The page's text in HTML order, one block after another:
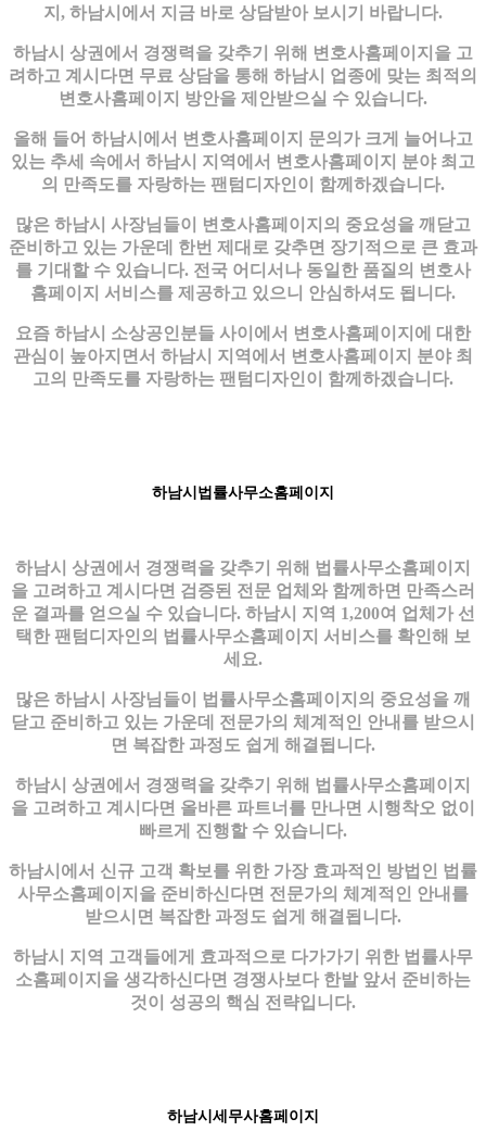
지, 하남시에서 지금 바로 상담받아 보시기 바랍니다.
하남시 상권에서 경쟁력을 갖추기 위해 변호사홈페이지을 고
려하고 계시다면 무료 상담을 통해 하남시 업종에 맞는 최적의
변호사홈페이지 방안을 제안받으실 수 있습니다.
올해 들어 하남시에서 변호사홈페이지 문의가 크게 늘어나고
있는 추세 속에서 하남시 지역에서 변호사홈페이지 분야 최고
의 만족도를 자랑하는 팬텀디자인이 함께하겠습니다.
많은 하남시 사장님들이 변호사홈페이지의 중요성을 깨닫고
준비하고 있는 가운데 한번 제대로 갖추면 장기적으로 큰 효과
를 기대할 수 있습니다. 전국 어디서나 동일한 품질의 변호사
홈페이지 서비스를 제공하고 있으니 안심하셔도 됩니다.
요즘 하남시 소상공인분들 사이에서 변호사홈페이지에 대한
관심이 높아지면서 하남시 지역에서 변호사홈페이지 분야 최
고의 만족도를 자랑하는 팬텀디자인이 함께하겠습니다.
하남시법률사무소홈페이지
하남시 상권에서 경쟁력을 갖추기 위해 법률사무소홈페이지
을 고려하고 계시다면 검증된 전문 업체와 함께하면 만족스러
운 결과를 얻으실 수 있습니다. 하남시 지역 1,200여 업체가 선
택한 팬텀디자인의 법률사무소홈페이지 서비스를 확인해 보
세요.
많은 하남시 사장님들이 법률사무소홈페이지의 중요성을 깨
닫고 준비하고 있는 가운데 전문가의 체계적인 안내를 받으시
면 복잡한 과정도 쉽게 해결됩니다.
하남시 상권에서 경쟁력을 갖추기 위해 법률사무소홈페이지
을 고려하고 계시다면 올바른 파트너를 만나면 시행착오 없이
빠르게 진행할 수 있습니다.
하남시에서 신규 고객 확보를 위한 가장 효과적인 방법인 법률
사무소홈페이지을 준비하신다면 전문가의 체계적인 안내를
받으시면 복잡한 과정도 쉽게 해결됩니다.
하남시 지역 고객들에게 효과적으로 다가가기 위한 법률사무
소홈페이지을 생각하신다면 경쟁사보다 한발 앞서 준비하는
것이 성공의 핵심 전략입니다.
하남시세무사홈페이지